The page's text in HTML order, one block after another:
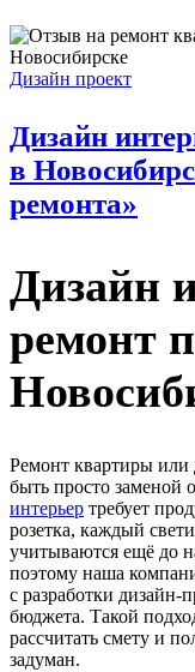
Дизайн проект
Дизайн
в
ремонта»
Дизайн
ремонт
Ремонт квартиры или
быть просто заменой
интерьер требует
розетка, каждый
учитываются ещё до
поэтому наша
с разработки дизайн-
бюджета. Такой
рассчитать смету и
задуман.